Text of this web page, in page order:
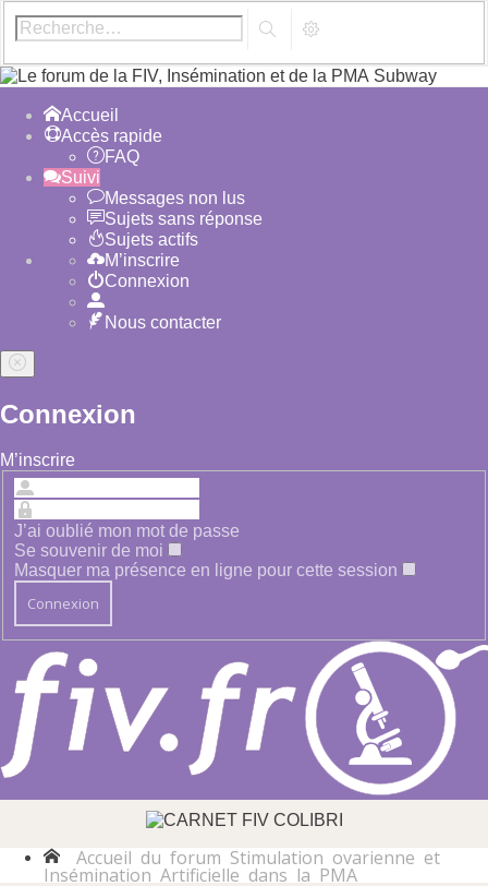
Subway
Accueil
Accès rapide
FAQ
Suivi
Messages non lus
Sujets sans réponse
Sujets actifs
M’inscrire
Connexion
Nous contacter
Connexion
M’inscrire
J’ai oublié mon mot de passe
Se souvenir de moi
Masquer ma présence en ligne pour cette session
Accueil du forum
Stimulation ovarienne et
Insémination Artificielle dans la PMA